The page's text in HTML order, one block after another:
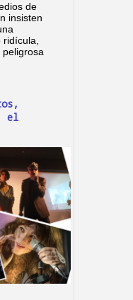
de
insisten
ridícula,
peligrosa
el